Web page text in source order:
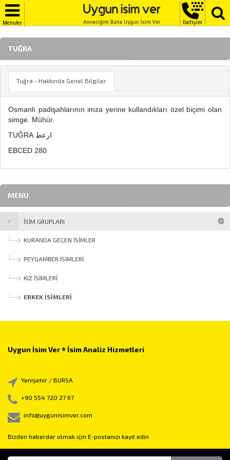
Menuler İletişim
TUĞRA
Tuğra - Hakkında Genel Bilgiler
Osmanlı padişahlarının imza yerine kullandıkları özel biçimi olan
simge. Mühür.
TUĞRA ارعط
EBCED 280
MENU
İSİM GRUPLARI
KURANDA GEÇEN İSIMLER
PEYGAMBER İSIMLERI
KIZ İSIMLERI
ERKEK İSIMLERI
Uygun İsim Ver ® İsim Analiz Hizmetleri
Yenişehir / BURSA
+90 554 720 27 67
info@uygunisimver.com
Bizden haberdar olmak için E-postanızı kayıt edin